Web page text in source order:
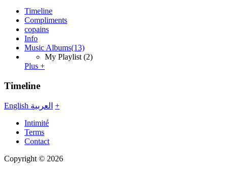
Timeline
Compliments
copains
Info
Music Albums(13)
My Playlist (2)
Plus +
Timeline
English العربية +
Intimité
Terms
Contact
Copyright © 2026